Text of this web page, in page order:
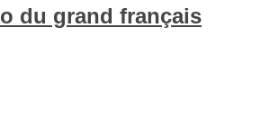
du grand français